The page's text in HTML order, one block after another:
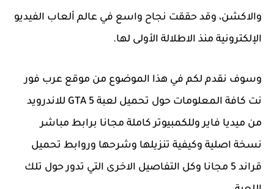
والاكشن، وقد حققت نجاح واسع في عالم ألعاب الفيديو
الإلكترونية منذ الاطلالة الأولى لها.
وسوف نقدم لكم في هذا الموضوع من موقع عرب فور
نت كافة المعلومات حول تحميل لعبة GTA 5 للاندرويد
من ميديا فاير وللكمبيوتر كاملة مجانا برابط مباشر
نسخة اصلية وكيفية تنزيلها وشرحها وروابط تحميل
قراند 5 مجانا وكل التفاصيل الاخرى التي تدور حول تلك